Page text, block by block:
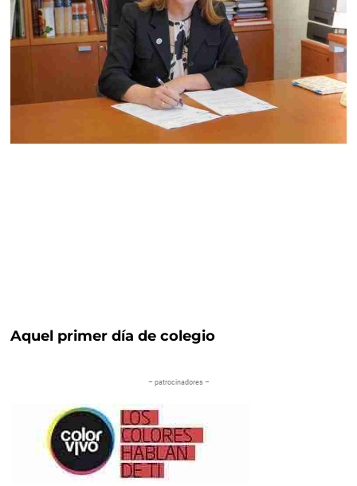
Aquel primer día de colegio
– patrocinadores –